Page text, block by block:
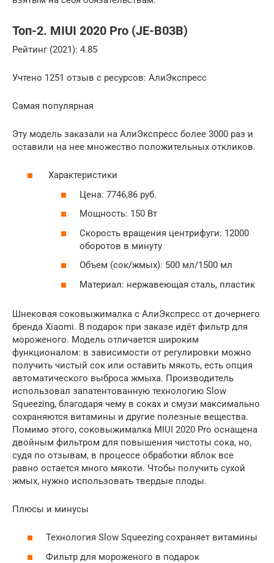
Топ-2. MIUI 2020 Pro (JE-B03B)
Рейтинг (2021): 4.85
Учтено 1251 отзыв с ресурсов: АлиЭкспресс
Самая популярная
Эту модель заказали на АлиЭкспресс более 3000 раз и
оставили на нее множество положительных откликов.
Характеристики
Цена: 7746,86 руб.
Мощность: 150 Вт
Скорость вращения центрифуги: 12000
оборотов в минуту
Объем (сок/жмых): 500 мл/1500 мл
Материал: нержавеющая сталь, пластик
Шнековая соковыжималка с АлиЭкспресс от дочернего
бренда Xiaomi. В подарок при заказе идёт фильтр для
мороженого. Модель отличается широким
функционалом: в зависимости от регулировки можно
получить чистый сок или оставить мякоть, есть опция
автоматического выброса жмыха. Производитель
использовал запатентованную технологию Slow
Squeezing, благодаря чему в соках и смузи максимально
сохраняются витамины и другие полезные вещества.
Помимо этого, соковыжималка MIUI 2020 Pro оснащена
двойным фильтром для повышения чистоты сока, но,
судя по отзывам, в процессе обработки яблок все
равно остается много мякоти. Чтобы получить сухой
жмых, нужно использовать твердые плоды.
Плюсы и минусы
Технология Slow Squeezing сохраняет витамины
Фильтр для мороженого в подарок